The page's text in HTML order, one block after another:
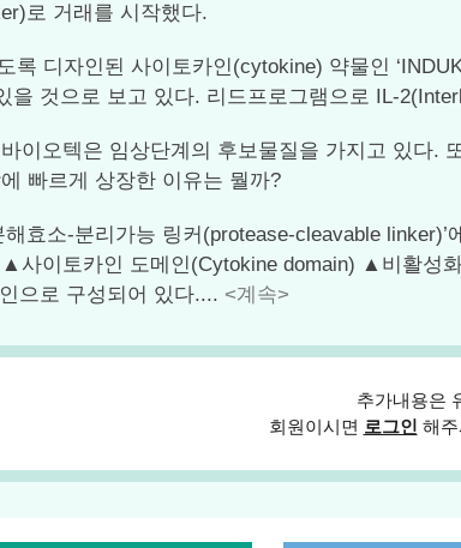
로 거래를 시작했다.
록 디자인된 사이토카인(cytokine) 약물인
것으로 보고 있다. 리드프로그램으로 IL-
이오텍은 임상단계의 후보물질을 가지고 있다
빠르게 상장한 이유는 뭘까?
효소-분리가능 링커(protease-cleavable
사이토카인 도메인(Cytokine domain) ▲비활
으로 구성되어 있다.... <계속>
추가내용은
회원이시면 로그인 해